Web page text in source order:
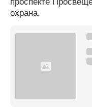
охрана.